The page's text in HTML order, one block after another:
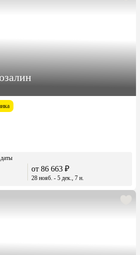
от 86 663 ₽
28 нояб. - 5 дек., 7 н.